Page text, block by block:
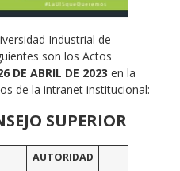
Industrial de
son los Actos
DE ABRIL DE 2023 en la
de la intranet institucional:
SUPERIOR
AUTORIDAD